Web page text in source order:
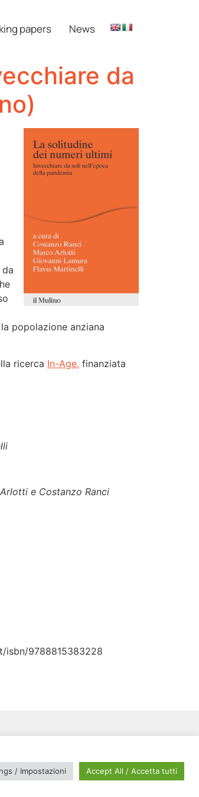
papers News
da
popolazione anziana
ricerca In-Age, finanziata
e Costanzo Ranci
isbn/9788815383228
/ Impostazioni Accept All / Accetta tutti